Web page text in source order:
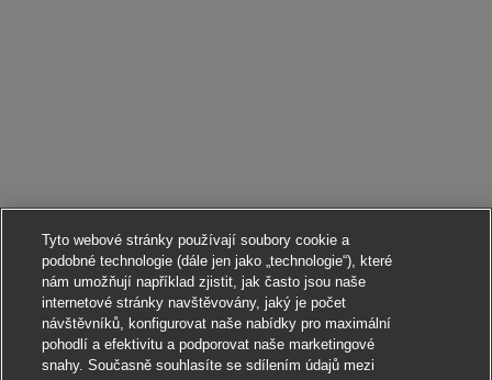
Tyto webové stránky používají soubory cookie a
podobné technologie (dále jen jako „technologie“), které
nám umožňují například zjistit, jak často jsou naše
internetové stránky navštěvovány, jaký je počet
návštěvníků, konfigurovat naše nabídky pro maximální
pohodlí a efektivitu a podporovat naše marketingové
snahy. Současně souhlasíte se sdílením údajů mezi